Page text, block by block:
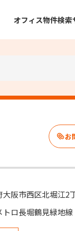
オフィス物件検索
大阪市西区北堀江2
トロ長堀鶴見緑地